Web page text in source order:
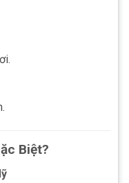
Biệt?